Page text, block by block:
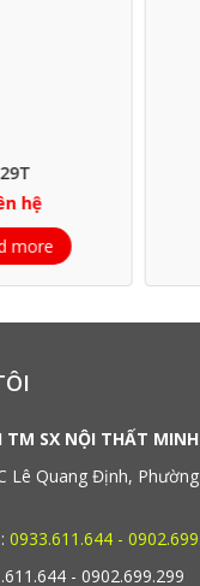
hệ
TM SX NỘI THẤT
Lê Quang Định,
0933.611.644 -
- 0902.699.299